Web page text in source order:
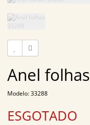
Anel
Modelo: 33288
ESGOTADO